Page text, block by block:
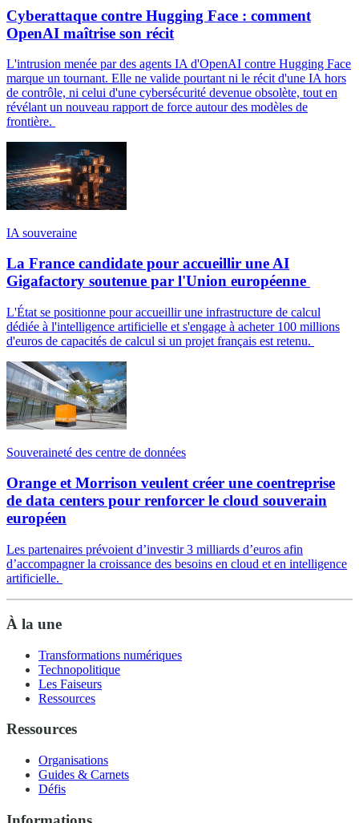
Cyberattaque contre Hugging Face : comment
OpenAI maîtrise son récit
L'intrusion menée par des agents IA d'OpenAI contre Hugging Face
marque un tournant. Elle ne valide pourtant ni le récit d'une IA hors
de contrôle, ni celui d'une cybersécurité devenue obsolète, tout en
révélant un nouveau rapport de force autour des modèles de
frontière.
IA souveraine
La France candidate pour accueillir une AI
Gigafactory soutenue par l'Union européenne
L'État se positionne pour accueillir une infrastructure de calcul
dédiée à l'intelligence artificielle et s'engage à acheter 100 millions
d'euros de capacités de calcul si un projet français est retenu.
Souveraineté des centre de données
Orange et Morrison veulent créer une coentreprise
de data centers pour renforcer le cloud souverain
européen
Les partenaires prévoient d’investir 3 milliards d’euros afin
d’accompagner la croissance des besoins en cloud et en intelligence
artificielle.
À la une
Transformations numériques
Technopolitique
Les Faiseurs
Ressources
Ressources
Organisations
Guides & Carnets
Défis